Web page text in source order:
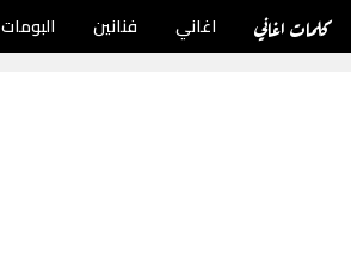
كلمات اغاني اغاني فنانين البومات